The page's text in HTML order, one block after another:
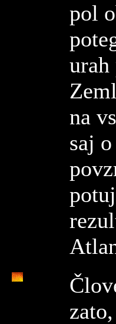
pol
urah
na
saj